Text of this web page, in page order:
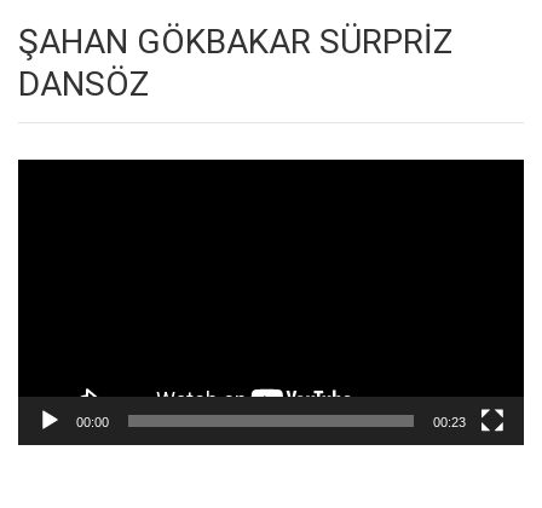
ŞAHAN GÖKBAKAR SÜRPRİZ
DANSÖZ
00:00 00:23